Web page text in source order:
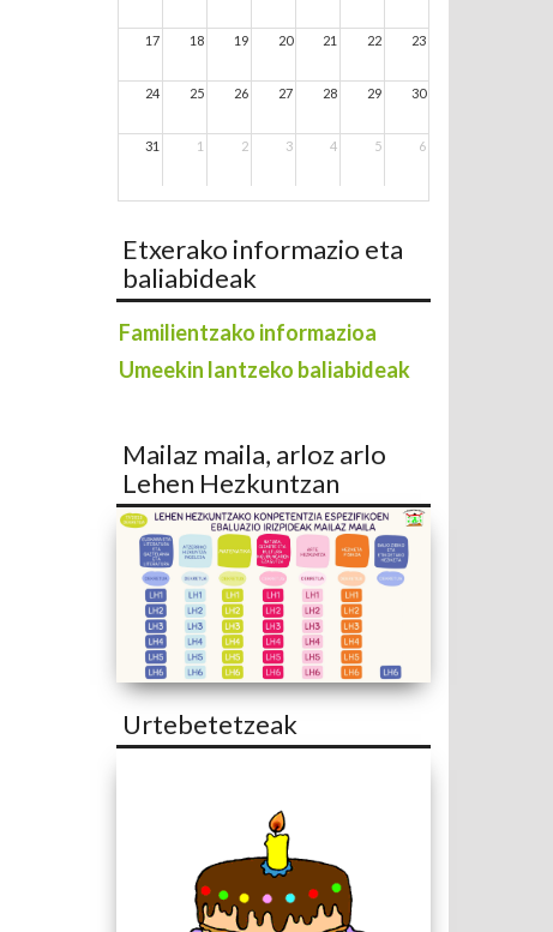
17 18 19 20 21 22 23
24 25 26 27 28 29 30
31 1 2 3 4 5 6
Etxerako informazio eta
baliabideak
Familientzako informazioa
Umeekin lantzeko baliabideak
Mailaz maila, arloz arlo
Lehen Hezkuntzan
Urtebetetzeak